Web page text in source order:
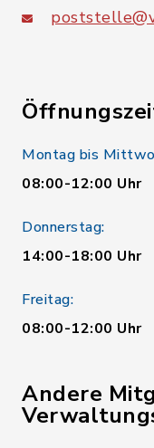
Montag bis
08:00-12:00 Uhr
Donnerstag:
14:00-18:00 Uhr
Freitag:
08:00-12:00 Uhr
Andere